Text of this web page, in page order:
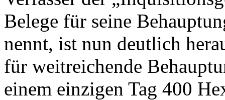
Belege für seine
nennt, ist nun deutlich
für weitreichende
einem einzigen Tag 400